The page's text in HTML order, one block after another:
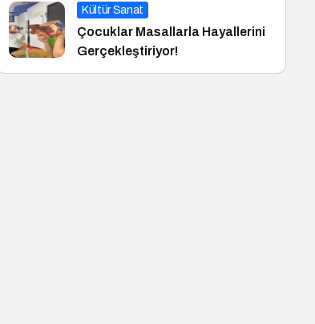
Kültür Sanat
Çocuklar Masallarla Hayallerini
Gerçekleştiriyor!